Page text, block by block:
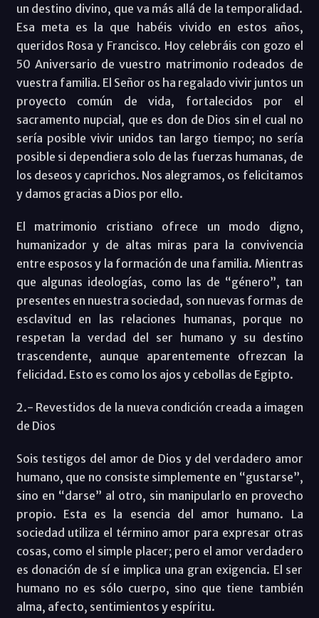
un destino divino, que va más allá de la temporalidad.
Esa meta es la que habéis vivido en estos años,
queridos Rosa y Francisco. Hoy celebráis con gozo el
50 Aniversario de vuestro matrimonio rodeados de
vuestra familia. El Señor os ha regalado vivir juntos un
proyecto común de vida, fortalecidos por el
sacramento nupcial, que es don de Dios sin el cual no
sería posible vivir unidos tan largo tiempo; no sería
posible si dependiera solo de las fuerzas humanas, de
los deseos y caprichos. Nos alegramos, os felicitamos
y damos gracias a Dios por ello.
El matrimonio cristiano ofrece un modo digno,
humanizador y de altas miras para la convivencia
entre esposos y la formación de una familia. Mientras
que algunas ideologías, como las de “género”, tan
presentes en nuestra sociedad, son nuevas formas de
esclavitud en las relaciones humanas, porque no
respetan la verdad del ser humano y su destino
trascendente, aunque aparentemente ofrezcan la
felicidad. Esto es como los ajos y cebollas de Egipto.
2.- Revestidos de la nueva condición creada a imagen
de Dios
Sois testigos del amor de Dios y del verdadero amor
humano, que no consiste simplemente en “gustarse”,
sino en “darse” al otro, sin manipularlo en provecho
propio. Esta es la esencia del amor humano. La
sociedad utiliza el término amor para expresar otras
cosas, como el simple placer; pero el amor verdadero
es donación de sí e implica una gran exigencia. El ser
humano no es sólo cuerpo, sino que tiene también
alma, afecto, sentimientos y espíritu.